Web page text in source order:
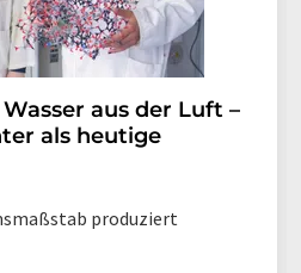
aus der Luft –
als heutige
produziert